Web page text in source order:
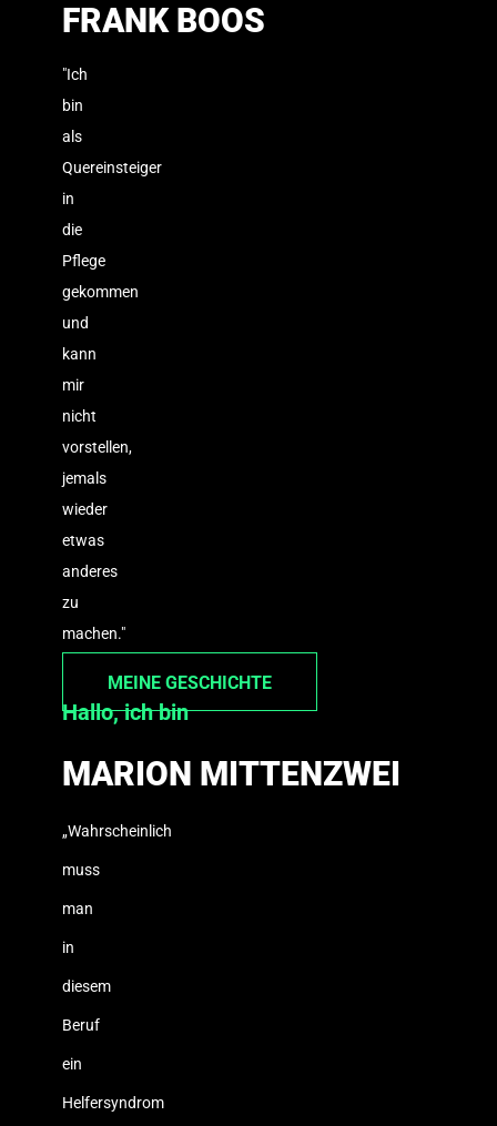
FRANK BOOS
"Ich
bin
als
Quereinsteiger
in
die
Pflege
gekommen
und
kann
mir
nicht
vorstellen,
jemals
wieder
etwas
anderes
zu
machen."
MEINE GESCHICHTE
Hallo, ich bin
MARION MITTENZWEI
„Wahrscheinlich
muss
man
in
diesem
Beruf
ein
Helfersyndrom